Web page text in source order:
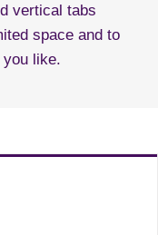
vertical tabs
space and to
like.